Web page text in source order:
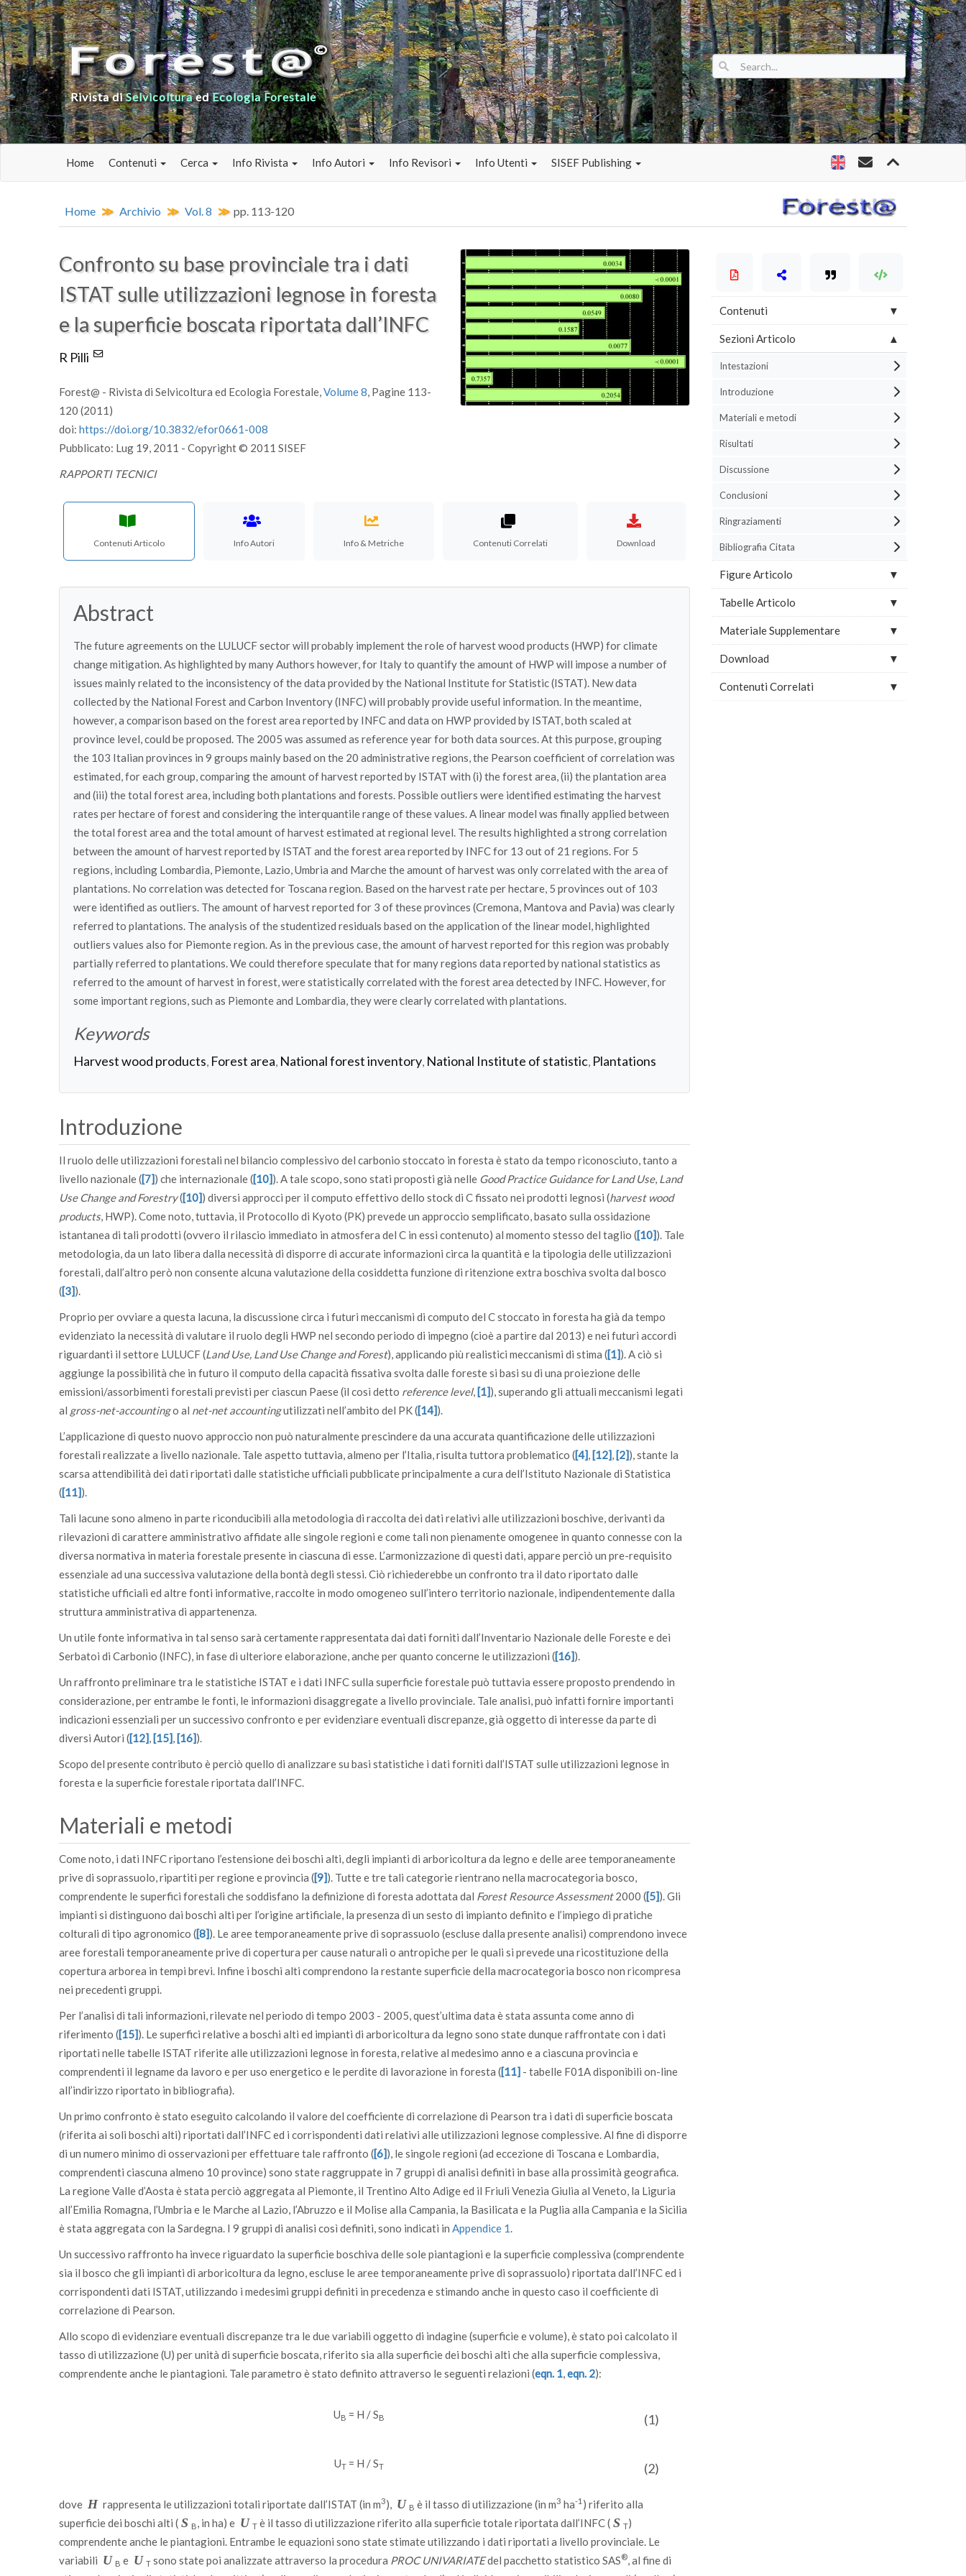
Rivista diSelvicolturaedEcologia Forestale
Home Contenuti Cerca Info Rivista Info Autori Info Revisori Info Utenti SISEF Publishing
Home Archivio Vol. 8 pp. 113-120
Confronto su base provinciale tra i dati
ISTAT sulle utilizzazioni legnose in foresta
e la superficie boscata riportata dall’INFC
R Pilli
Forest@ - Rivista di Selvicoltura ed Ecologia Forestale,Volume 8, Pagine 113-
120 (2011)
doi: https://doi.org/10.3832/efor0661-008
Pubblicato: Lug 19, 2011 - Copyright © 2011 SISEF
RAPPORTI TECNICI
Contenuti Articolo Info Autori Info & Metriche Contenuti Correlati Download
Abstract
The future agreements on the LULUCF sector will probably implement the role of harvest wood products (HWP) for climate
change mitigation. As highlighted by many Authors however, for Italy to quantify the amount of HWP will impose a number of
issues mainly related to the inconsistency of the data provided by the National Institute for Statistic (ISTAT). New data
collected by the National Forest and Carbon Inventory (INFC) will probably provide useful information. In the meantime,
however, a comparison based on the forest area reported by INFC and data on HWP provided by ISTAT, both scaled at
province level, could be proposed. The 2005 was assumed as reference year for both data sources. At this purpose, grouping
the 103 Italian provinces in 9 groups mainly based on the 20 administrative regions, the Pearson coefficient of correlation was
estimated, for each group, comparing the amount of harvest reported by ISTAT with (i) the forest area, (ii) the plantation area
and (iii) the total forest area, including both plantations and forests. Possible outliers were identified estimating the harvest
rates per hectare of forest and considering the interquantile range of these values. A linear model was finally applied between
the total forest area and the total amount of harvest estimated at regional level. The results highlighted a strong correlation
between the amount of harvest reported by ISTAT and the forest area reported by INFC for 13 out of 21 regions. For 5
regions, including Lombardia, Piemonte, Lazio, Umbria and Marche the amount of harvest was only correlated with the area of
plantations. No correlation was detected for Toscana region. Based on the harvest rate per hectare, 5 provinces out of 103
were identified as outliers. The amount of harvest reported for 3 of these provinces (Cremona, Mantova and Pavia) was clearly
referred to plantations. The analysis of the studentized residuals based on the application of the linear model, highlighted
outliers values also for Piemonte region. As in the previous case, the amount of harvest reported for this region was probably
partially referred to plantations. We could therefore speculate that for many regions data reported by national statistics as
referred to the amount of harvest in forest, were statistically correlated with the forest area detected by INFC. However, for
some important regions, such as Piemonte and Lombardia, they were clearly correlated with plantations.
Keywords
Harvest wood products, Forest area, National forest inventory, National Institute of statistic, Plantations
Introduzione
Il ruolo delle utilizzazioni forestali nel bilancio complessivo del carbonio stoccato in foresta è stato da tempo riconosciuto, tanto a
livello nazionale ([7]) che internazionale ([10]). A tale scopo, sono stati proposti già nelle Good Practice Guidance for Land Use, Land
Use Change and Forestry([10]) diversi approcci per il computo effettivo dello stock di C fissato nei prodotti legnosi (harvest wood
products, HWP). Come noto, tuttavia, il Protocollo di Kyoto (PK) prevede un approccio semplificato, basato sulla ossidazione
istantanea di tali prodotti (ovvero il rilascio immediato in atmosfera del C in essi contenuto) al momento stesso del taglio ([10]). Tale
metodologia, da un lato libera dalla necessità di disporre di accurate informazioni circa la quantità e la tipologia delle utilizzazioni
forestali, dall’altro però non consente alcuna valutazione della cosiddetta funzione di ritenzione extra boschiva svolta dal bosco
([3]).
Proprio per ovviare a questa lacuna, la discussione circa i futuri meccanismi di computo del C stoccato in foresta ha già da tempo
evidenziato la necessità di valutare il ruolo degli HWP nel secondo periodo di impegno (cioè a partire dal 2013) e nei futuri accordi
riguardanti il settore LULUCF (Land Use, Land Use Change and Forest), applicando più realistici meccanismi di stima ([1]). A ciò si
aggiunge la possibilità che in futuro il computo della capacità fissativa svolta dalle foreste si basi su di una proiezione delle
emissioni/assorbimenti forestali previsti per ciascun Paese (il così detto reference level,[1]), superando gli attuali meccanismi legati
al gross-net-accountingo al net-net accountingutilizzati nell’ambito del PK ([14]).
L’applicazione di questo nuovo approccio non può naturalmente prescindere da una accurata quantificazione delle utilizzazioni
forestali realizzate a livello nazionale. Tale aspetto tuttavia, almeno per l’Italia, risulta tuttora problematico ([4],[12],[2]), stante la
scarsa attendibilità dei dati riportati dalle statistiche ufficiali pubblicate principalmente a cura dell’Istituto Nazionale di Statistica
([11]).
Tali lacune sono almeno in parte riconducibili alla metodologia di raccolta dei dati relativi alle utilizzazioni boschive, derivanti da
rilevazioni di carattere amministrativo affidate alle singole regioni e come tali non pienamente omogenee in quanto connesse con la
diversa normativa in materia forestale presente in ciascuna di esse. L’armonizzazione di questi dati, appare perciò un pre-requisito
essenziale ad una successiva valutazione della bontà degli stessi. Ciò richiederebbe un confronto tra il dato riportato dalle
statistiche ufficiali ed altre fonti informative, raccolte in modo omogeneo sull’intero territorio nazionale, indipendentemente dalla
struttura amministrativa di appartenenza.
Un utile fonte informativa in tal senso sarà certamente rappresentata dai dati forniti dall’Inventario Nazionale delle Foreste e dei
Serbatoi di Carbonio (INFC), in fase di ulteriore elaborazione, anche per quanto concerne le utilizzazioni ([16]).
Un raffronto preliminare tra le statistiche ISTAT e i dati INFC sulla superficie forestale può tuttavia essere proposto prendendo in
considerazione, per entrambe le fonti, le informazioni disaggregate a livello provinciale. Tale analisi, può infatti fornire importanti
indicazioni essenziali per un successivo confronto e per evidenziare eventuali discrepanze, già oggetto di interesse da parte di
diversi Autori ([12],[15],[16]).
Scopo del presente contributo è perciò quello di analizzare su basi statistiche i dati forniti dall’ISTAT sulle utilizzazioni legnose in
foresta e la superficie forestale riportata dall’INFC.
Materiali e metodi
Come noto, i dati INFC riportano l’estensione dei boschi alti, degli impianti di arboricoltura da legno e delle aree temporaneamente
prive di soprassuolo, ripartiti per regione e provincia ([9]). Tutte e tre tali categorie rientrano nella macrocategoria bosco,
comprendente le superfici forestali che soddisfano la definizione di foresta adottata dal Forest Resource Assessment2000 ([5]). Gli
impianti si distinguono dai boschi alti per l’origine artificiale, la presenza di un sesto di impianto definito e l’impiego di pratiche
colturali di tipo agronomico ([8]). Le aree temporaneamente prive di soprassuolo (escluse dalla presente analisi) comprendono invece
aree forestali temporaneamente prive di copertura per cause naturali o antropiche per le quali si prevede una ricostituzione della
copertura arborea in tempi brevi. Infine i boschi alti comprendono la restante superficie della macrocategoria bosco non ricompresa
nei precedenti gruppi.
Per l’analisi di tali informazioni, rilevate nel periodo di tempo 2003 - 2005, quest’ultima data è stata assunta come anno di
riferimento ([15]). Le superfici relative a boschi alti ed impianti di arboricoltura da legno sono state dunque raffrontate con i dati
riportati nelle tabelle ISTAT riferite alle utilizzazioni legnose in foresta, relative al medesimo anno e a ciascuna provincia e
comprendenti il legname da lavoro e per uso energetico e le perdite di lavorazione in foresta ([11] - tabelle F01A disponibili on-line
all’indirizzo riportato in bibliografia).
Un primo confronto è stato eseguito calcolando il valore del coefficiente di correlazione di Pearson tra i dati di superficie boscata
(riferita ai soli boschi alti) riportati dall’INFC ed i corrispondenti dati relativi alle utilizzazioni legnose complessive. Al fine di disporre
di un numero minimo di osservazioni per effettuare tale raffronto ([6]), le singole regioni (ad eccezione di Toscana e Lombardia,
comprendenti ciascuna almeno 10 province) sono state raggruppate in 7 gruppi di analisi definiti in base alla prossimità geografica.
La regione Valle d’Aosta è stata perciò aggregata al Piemonte, il Trentino Alto Adige ed il Friuli Venezia Giulia al Veneto, la Liguria
all’Emilia Romagna, l’Umbria e le Marche al Lazio, l’Abruzzo e il Molise alla Campania, la Basilicata e la Puglia alla Campania e la Sicilia
è stata aggregata con la Sardegna. I 9 gruppi di analisi così definiti, sono indicati in Appendice 1.
Un successivo raffronto ha invece riguardato la superficie boschiva delle sole piantagioni e la superficie complessiva (comprendente
sia il bosco che gli impianti di arboricoltura da legno, escluse le aree temporaneamente prive di soprassuolo) riportata dall’INFC ed i
corrispondenti dati ISTAT, utilizzando i medesimi gruppi definiti in precedenza e stimando anche in questo caso il coefficiente di
correlazione di Pearson.
Allo scopo di evidenziare eventuali discrepanze tra le due variabili oggetto di indagine (superficie e volume), è stato poi calcolato il
tasso di utilizzazione (U) per unità di superficie boscata, riferito sia alla superficie dei boschi alti che alla superficie complessiva,
comprendente anche le piantagioni. Tale parametro è stato definito attraverso le seguenti relazioni (eqn. 1,eqn. 2):
(1)
UB = H / SB
(2)
UT= H / ST
dove H rappresenta le utilizzazioni totali riportate dall’ISTAT (in m3), U B è il tasso di utilizzazione (in m3 ha-1 ) riferito alla
superficie dei boschi alti ( S B, in ha) e U T è il tasso di utilizzazione riferito alla superficie totale riportata dall’INFC ( S T)
comprendente anche le piantagioni. Entrambe le equazioni sono state stimate utilizzando i dati riportati a livello provinciale. Le
variabili U B e U T sono state poi analizzate attraverso la procedura PROC UNIVARIATEdel pacchetto statistico SAS®, al fine di
Contenuti
Sezioni Articolo
Intestazioni
Introduzione
Materiali e metodi
Risultati
Discussione
Conclusioni
Ringraziamenti
Bibliografia Citata
Figure Articolo
Tabelle Articolo
Materiale Supplementare
Download
Contenuti Correlati